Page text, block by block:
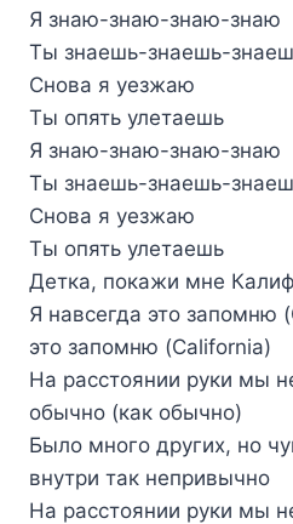
Я знаю-знаю-знаю-знаю
Ты знаешь-знаешь-
Снова я уезжаю
Ты опять улетаешь
Я знаю-знаю-знаю-знаю
Ты знаешь-знаешь-
Снова я уезжаю
Ты опять улетаешь
Детка, покажи мне
Я навсегда это запомню
это запомню (California)
На расстоянии руки мы
обычно (как обычно)
Было много других, но
внутри так непривычно
На расстоянии руки мы